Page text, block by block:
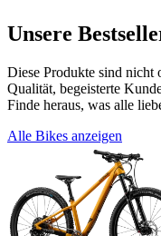
Unsere
Diese Produkte sind nicht
Qualität, begeisterte
Finde heraus, was alle
Alle Bikes anzeigen